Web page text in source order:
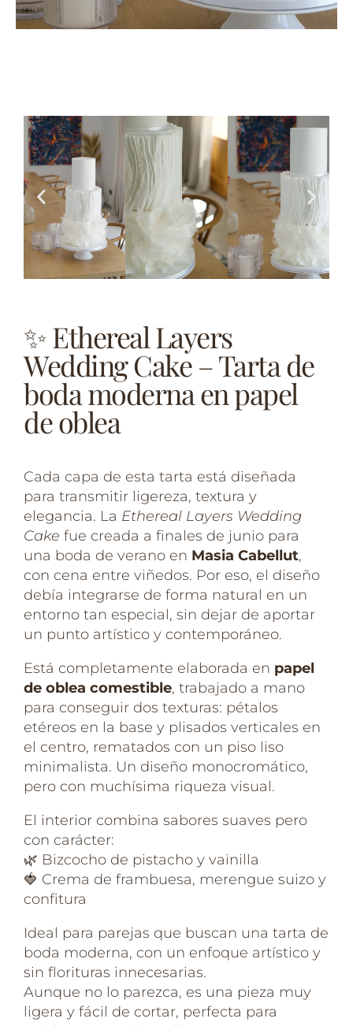
✨ Ethereal Layers
Wedding Cake – Tarta de
boda moderna en papel
de oblea
Cada capa de esta tarta está diseñada
para transmitir ligereza, textura y
elegancia. La Ethereal Layers Wedding
Cake fue creada a finales de junio para
una boda de verano en Masia Cabellut,
con cena entre viñedos. Por eso, el diseño
debía integrarse de forma natural en un
entorno tan especial, sin dejar de aportar
un punto artístico y contemporáneo.
Está completamente elaborada en papel
de oblea comestible, trabajado a mano
para conseguir dos texturas: pétalos
etéreos en la base y plisados verticales en
el centro, rematados con un piso liso
minimalista. Un diseño monocromático,
pero con muchísima riqueza visual.
El interior combina sabores suaves pero
con carácter:
🌿 Bizcocho de pistacho y vainilla
🍓 Crema de frambuesa, merengue suizo y
confitura
Ideal para parejas que buscan una tarta de
boda moderna, con un enfoque artístico y
sin florituras innecesarias.
Aunque no lo parezca, es una pieza muy
ligera y fácil de cortar, perfecta para